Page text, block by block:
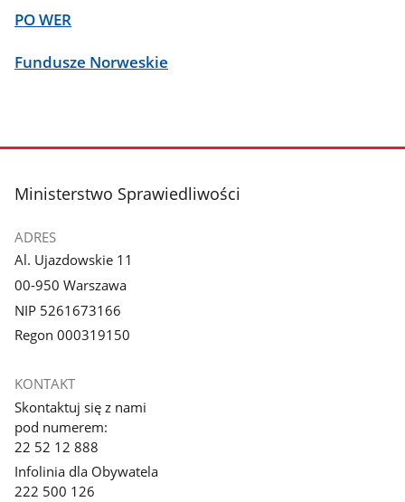
PO WER
Fundusze Norweskie
stopka
Ministerstwo Sprawiedliwości
ADRES
Al. Ujazdowskie 11
00-950 Warszawa
NIP 5261673166
Regon 000319150
KONTAKT
Skontaktuj się z nami
pod numerem:
22 52 12 888
Infolinia dla Obywatela
222 500 126